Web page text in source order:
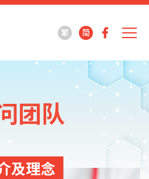
繁 简
团队
及理念